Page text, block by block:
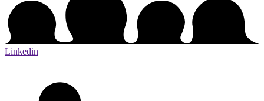
Linkedin